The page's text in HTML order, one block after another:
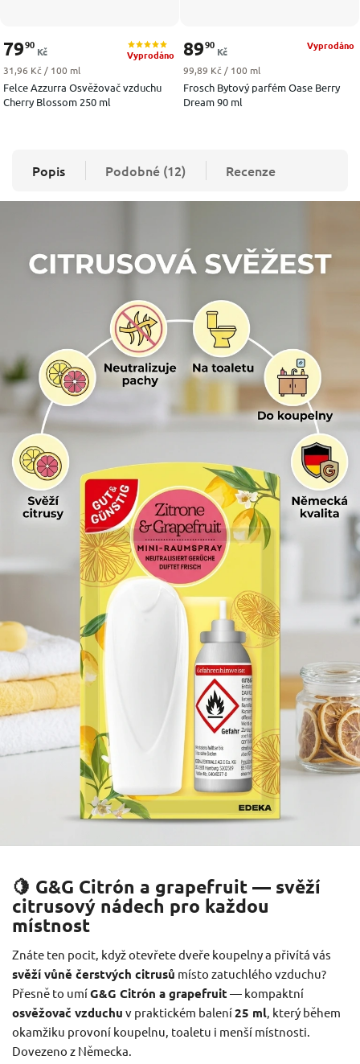
Felce Azzurra Osvěžovač vzduchu
Cherry Blossom 250 ml
Vyprodáno
7990
Kč
Měrná cena:
31,96 Kč / 100 ml
Frosch Bytový parfém Oase Berry
Dream 90 ml
Vyprodáno
8990
Kč
Měrná cena:
99,89 Kč / 100 ml
Popis Podobné (12) Recenze
🍋 G&G Citrón a grapefruit — svěží
citrusový nádech pro každou
místnost
Znáte ten pocit, když otevřete dveře koupelny a přivítá vás
svěží vůně čerstvých citrusů místo zatuchlého vzduchu?
Přesně to umíG&G Citrón a grapefruit — kompaktní
osvěžovač vzduchu v praktickém balení25 ml, který během
okamžiku provoní koupelnu, toaletu i menší místnosti.
Dovezeno z Německa.